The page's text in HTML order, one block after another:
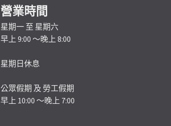
營業時間
星期一 至 星期六
早上 9:00 ～晚上 8:00
星期日休息
公眾假期 及 勞工假期
早上 10:00 ～晚上 7:00